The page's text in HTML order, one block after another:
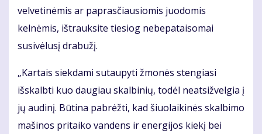
velvetinėmis ar paprasčiausiomis juodomis
kelnėmis, ištrauksite tiesiog nebepataisomai
susivėlusį drabužį.
„Kartais siekdami sutaupyti žmonės stengiasi
išskalbti kuo daugiau skalbinių, todėl neatsižvelgia į
jų audinį. Būtina pabrėžti, kad šiuolaikinės skalbimo
mašinos pritaiko vandens ir energijos kiekį bei